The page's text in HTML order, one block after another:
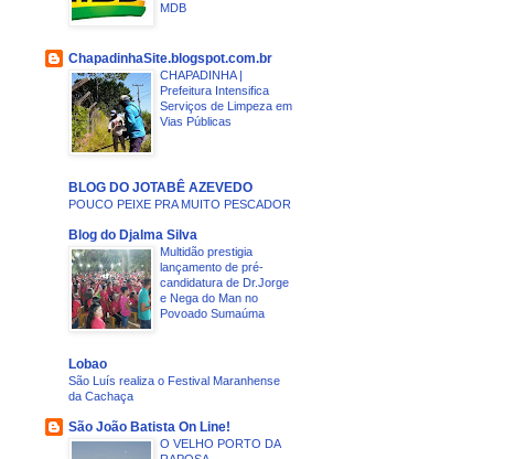
MDB
ChapadinhaSite.blogspot.com.br
CHAPADINHA |
Prefeitura Intensifica
Serviços de Limpeza em
Vias Públicas
BLOG DO JOTABÊ AZEVEDO
POUCO PEIXE PRA MUITO PESCADOR
Blog do Djalma Silva
Multidão prestigia
lançamento de pré-
candidatura de Dr.Jorge
e Nega do Man no
Povoado Sumaúma
Lobao
São Luís realiza o Festival Maranhense
da Cachaça
São João Batista On Line!
O VELHO PORTO DA